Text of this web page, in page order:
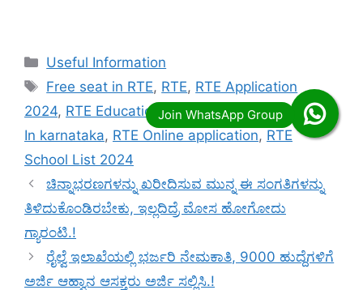
Categories
Useful Information
Tags
Free seat in RTE, RTE, RTE Application
2024, RTE Education ,RTE Free seat 2024 ,RTE
In karnataka, RTE Online application, RTE
School List 2024
ಚಿನ್ನಾಭರಣಗಳನ್ನು ಖರೀದಿಸುವ ಮುನ್ನ ಈ ಸಂಗತಿಗಳನ್ನು
ತಿಳಿದುಕೊಂಡಿರಬೇಕು, ಇಲ್ಲದಿದ್ರೆ ಮೋಸ ಹೋಗೋದು
ಗ್ಯಾರಂಟಿ.!
ರೈಲ್ವೆ ಇಲಾಖೆಯಲ್ಲಿ ಭರ್ಜರಿ ನೇಮಕಾತಿ, 9000 ಹುದ್ದೆಗಳಿಗೆ
ಅರ್ಜಿ ಆಹ್ವಾನ ಆಸಕ್ತರು ಅರ್ಜಿ ಸಲ್ಲಿಸಿ.!